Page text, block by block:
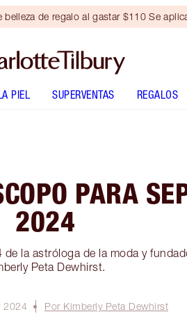
belleza de regalo al gastar $110 Se
PIEL SUPERVENTAS REGALOS
PARA
2024
la astróloga de la moda y
Peta Dewhirst.
2024
Por Kimberly Peta Dewhirst